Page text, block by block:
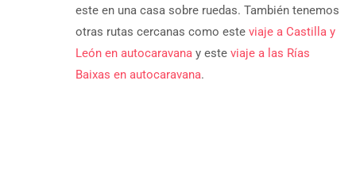
este en una casa sobre ruedas. También tenemos
otras rutas cercanas como este viaje a Castilla y
León en autocaravana y este viaje a las Rías
Baixas en autocaravana.